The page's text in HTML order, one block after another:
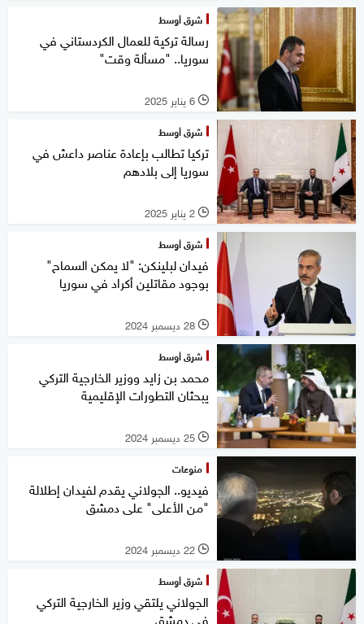
شرق أوسط
رسالة تركية للعمال الكردستاني في
سوريا.. "مسألة وقت"
l 6 يناير 2025
شرق أوسط
تركيا تطالب بإعادة عناصر داعش في
سوريا إلى بلادهم
l 2 يناير 2025
شرق أوسط
فيدان لبلينكن: "لا يمكن السماح"
بوجود مقاتلين أكراد في سوريا
l 28 ديسمبر 2024
شرق أوسط
محمد بن زايد ووزير الخارجية التركي
يبحثان التطورات الإقليمية
l 25 ديسمبر 2024
منوعات
فيديو.. الجولاني يقدم لفيدان إطلالة
"من الأعلى" على دمشق
l 22 ديسمبر 2024
شرق أوسط
الجولاني يلتقي وزير الخارجية التركي
في دمشق